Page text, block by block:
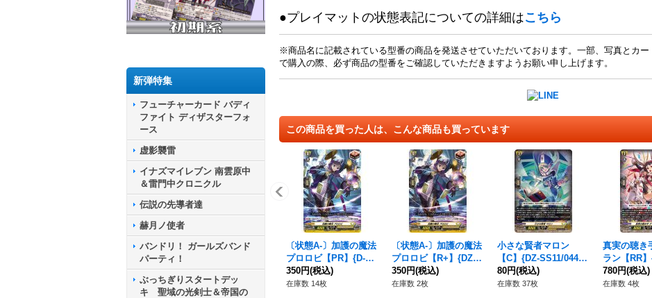
新弾特集
フューチャーカード バディ
ファイト ディザスターフォ
ース
虚影襲雷
イナズマイレブン 南雲原中
＆雷門中クロニクル
伝説の先導者達
赫月ノ使者
バンドリ！ ガールズバンド
パーティ！
ぶっちぎりスタートデッ
キ 聖域の光剣士＆帝国の
●プレイマットの状態表記についての詳細はこちら
※商品名に記載されている型番の商品を発送させていただいております。一部、写真とカ
で購入の際、必ず商品の型番をご確認していただきますようお願い申し上げます。
この商品を買った人は、こんな商品も買っています
〔状態A-〕加護の魔法
プロロビ【PR】{D-P
R/747}《ケテルサンク
チュアリ》
350円(税込)
在庫数 14枚
〔状態A-〕加護の魔法
プロロビ【R+】{DZ-B
T07/062}《ケテルサン
クチュアリ》
350円(税込)
在庫数 2枚
小さな賢者マロン
【C】{DZ-SS11/044}
《ケテルサンクチュア
リ》
80円(税込)
在庫数 37枚
真実の聴き
ラン【RR
30}《ケテル
ュアリ》
780円(税込)
在庫数 4枚